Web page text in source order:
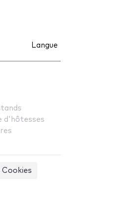
Langue
d'hôtesses
Cookies